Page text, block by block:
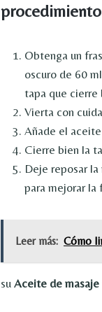
procedimiento
Obtenga un
oscuro de 60
tapa que cierre
Vierta con
Añade el
Cierre bien la
Deje reposar
para mejorar la
Leer más: Cómo
su Aceite de masaje